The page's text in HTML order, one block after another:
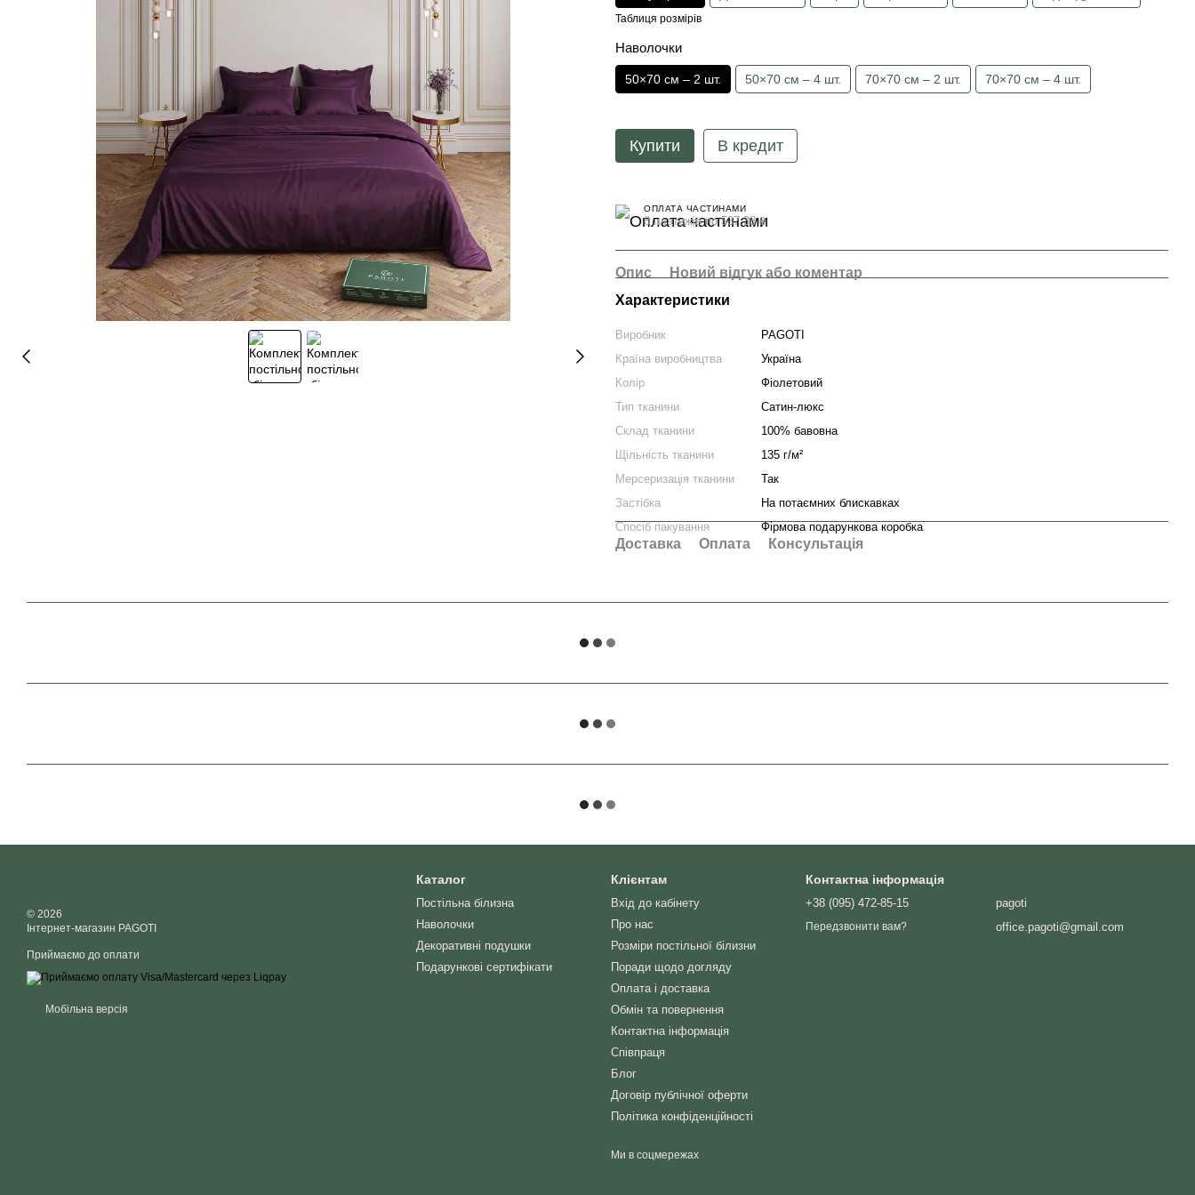
Таблиця розмірів
Наволочки
50×70 см – 2 шт. 50×70 см – 4 шт. 70×70 см – 2 шт. 70×70 см – 4 шт.
Купити В кредит
ОПЛАТА ЧАСТИНАМИ
8 платежів по 537.38 ₴
Опис
Новий відгук або коментар
Характеристики
Виробник
PAGOTI
Країна виробництва
Україна
Колір
Фіолетовий
Тип тканини
Сатин-люкс
Склад тканини
100% бавовна
Щільність тканини
135 г/м²
Мерсеризація тканини
Так
Застібка
На потаємних блискавках
Спосіб пакування
Фірмова подарункова коробка
Доставка Оплата Консультація
© 2026
Інтернет-магазин PAGOTI
Приймаємо до оплати
Мобільна версія
Каталог
Постільна білизна
Наволочки
Декоративні подушки
Подарункові сертифікати
Клієнтам
Вхід до кабінету
Про нас
Розміри постільної білизни
Поради щодо догляду
Оплата і доставка
Обмін та повернення
Контактна інформація
Співпраця
Блог
Договір публічної оферти
Політика конфіденційності
Ми в соцмережах
Контактна інформація
+38 (095) 472-85-15
Передзвонити вам?
pagoti
office.pagoti@gmail.com